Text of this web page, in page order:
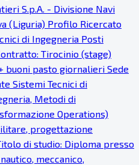
S.p.A. - Divisione Navi
(Liguria) Profilo Ricercato
di Ingegneria Posti
Tirocinio (stage)
buoni pasto giornalieri Sede
Sistemi Tecnici di
Metodi di
Operations)
progettazione
di studio: Diploma presso
meccanico,